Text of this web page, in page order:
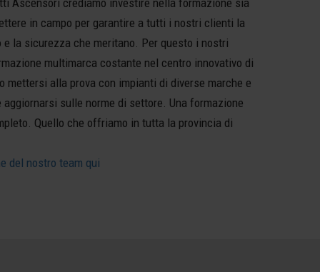
Ascensori crediamo investire nella formazione sia
in campo per garantire a tutti i nostri clienti la
e la sicurezza che meritano. Per questo i nostri
multimarca costante nel centro innovativo di
mettersi alla prova con impianti di diverse marche e
sulle norme di settore. Una formazione
Quello che offriamo in tutta la provincia di
del nostro team qui